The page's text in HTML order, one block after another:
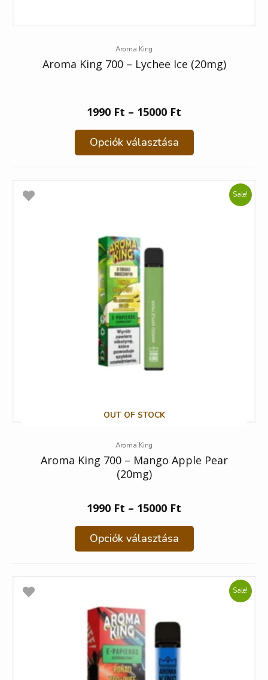
Aroma King
Aroma King 700 – Lychee Ice (20mg)
1990 Ft – 15000 Ft
Opciók választása
Sale!
OUT OF STOCK
Aroma King
Aroma King 700 – Mango Apple Pear
(20mg)
1990 Ft – 15000 Ft
Opciók választása
Sale!